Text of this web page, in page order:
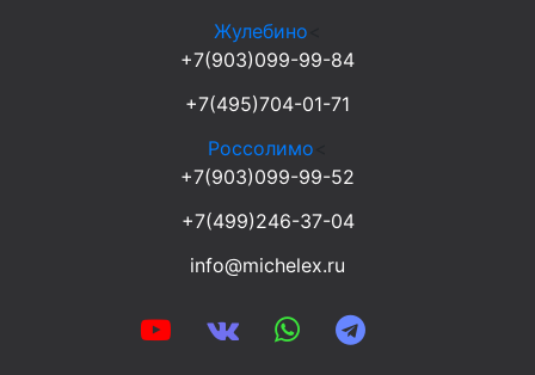
Жулебино
+7(903)099-99-84
+7(495)704-01-71
Россолимо
+7(903)099-99-52
+7(499)246-37-04
info@michelex.ru